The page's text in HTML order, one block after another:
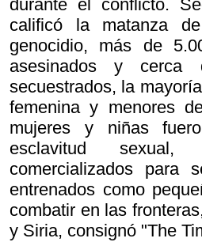
durante el conflicto.
calificó la matanza
genocidio, más de
asesinados y cerca
secuestrados, la
femenina y menores
mujeres y niñas
esclavitud
comercializados para
entrenados como
combatir en las
y Siria, consignó "The